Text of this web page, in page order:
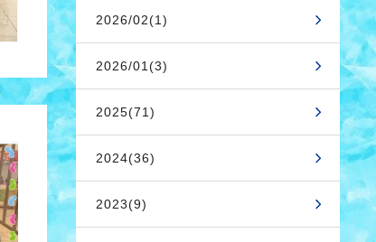
2026/02(1)
2026/01(3)
2025(71)
2024(36)
2023(9)